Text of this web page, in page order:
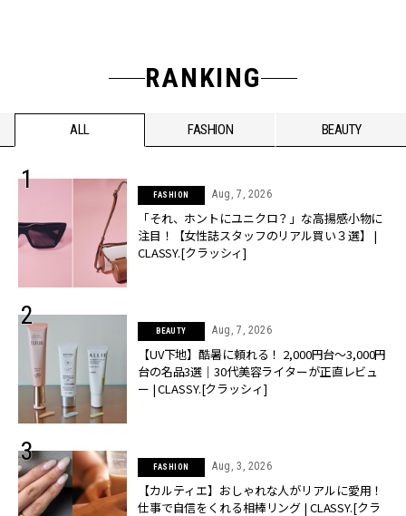
RANKING
ALL FASHION BEAUTY
FASHION Aug, 7, 2026
「それ、ホントにユニクロ？」な高揚感小物に
注目！【女性誌スタッフのリアル買い３選】 |
CLASSY.[クラッシィ]
BEAUTY Aug, 7, 2026
【UV下地】酷暑に頼れる！ 2,000円台〜3,000円
台の名品3選｜30代美容ライターが正直レビュ
ー | CLASSY.[クラッシィ]
FASHION Aug, 3, 2026
【カルティエ】おしゃれな人がリアルに愛用！
仕事で自信をくれる相棒リング | CLASSY.[クラ